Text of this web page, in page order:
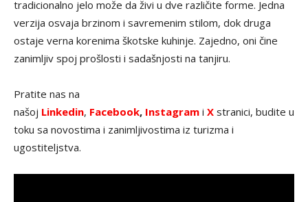
tradicionalno jelo može da živi u dve različite forme. Jedna
verzija osvaja brzinom i savremenim stilom, dok druga
ostaje verna korenima škotske kuhinje. Zajedno, oni čine
zanimljiv spoj prošlosti i sadašnjosti na tanjiru.
Pratite nas na
našoj Linkedin, Facebook, Instagram i X stranici, budite u
toku sa novostima i zanimljivostima iz turizma i
ugostiteljstva.